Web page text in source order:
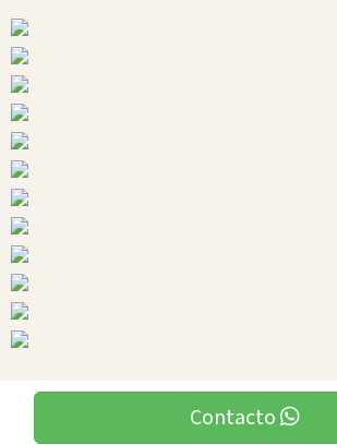
Contacto